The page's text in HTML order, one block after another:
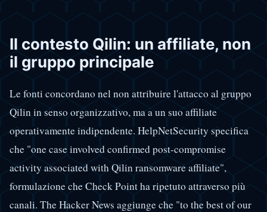
Il contesto Qilin: un affiliate, non
il gruppo principale
Le fonti concordano nel non attribuire l'attacco al gruppo
Qilin in senso organizzativo, ma a un suo affiliate
operativamente indipendente. HelpNetSecurity specifica
che "one case involved confirmed post-compromise
activity associated with Qilin ransomware affiliate",
formulazione che Check Point ha ripetuto attraverso più
canali. The Hacker News aggiunge che "to the best of our